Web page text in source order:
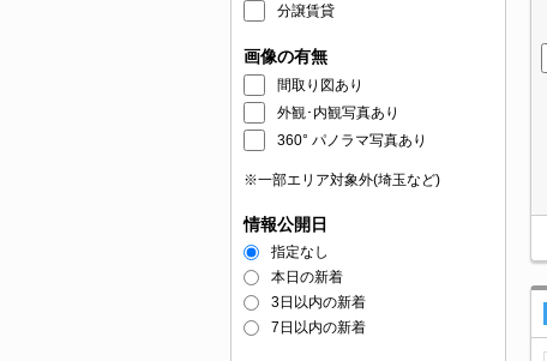
分譲賃貸
画像の有無
間取り図あり
外観･内観写真あり
360° パノラマ写真あり
※一部エリア対象外(埼玉など)
情報公開日
指定なし
本日の新着
3日以内の新着
7日以内の新着